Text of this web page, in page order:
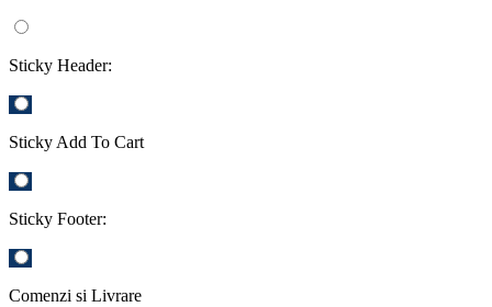
Sticky Header:
Sticky Add To Cart
Sticky Footer:
Comenzi si Livrare